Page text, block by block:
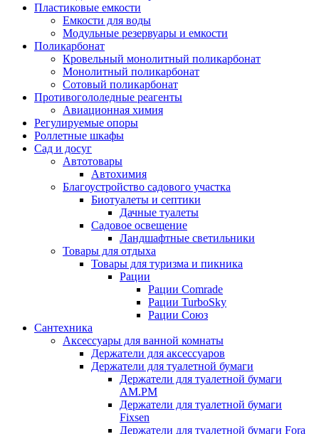
Пластиковые емкости
Емкости для воды
Модульные резервуары и емкости
Поликарбонат
Кровельный монолитный поликарбонат
Монолитный поликарбонат
Сотовый поликарбонат
Противогололедные реагенты
Авиационная химия
Регулируемые опоры
Роллетные шкафы
Сад и досуг
Автотовары
Автохимия
Благоустройство садового участка
Биотуалеты и септики
Дачные туалеты
Садовое освещение
Ландшафтные светильники
Товары для отдыха
Товары для туризма и пикника
Рации
Рации Comrade
Рации TurboSky
Рации Союз
Сантехника
Аксессуары для ванной комнаты
Держатели для аксессуаров
Держатели для туалетной бумаги
Держатели для туалетной бумаги
AM.PM
Держатели для туалетной бумаги
Fixsen
Держатели для туалетной бумаги Fora